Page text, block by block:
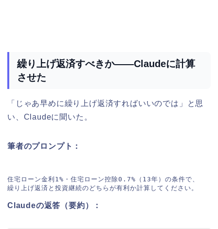
繰り上げ返済すべきか——Claudeに計算
させた
「じゃあ早めに繰り上げ返済すればいいのでは」と思
い、Claudeに聞いた。
筆者のプロンプト：
住宅ローン金利1%・住宅ローン控除0.7%（13年）の条件で、
Claudeの返答（要約）：